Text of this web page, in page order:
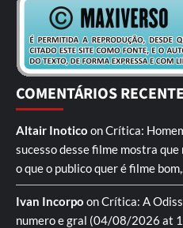
COMENTÁRIOS
Altair Inotico onCrítica:
sucesso desse filme mostra
o que o publico quer é filme
Ivan Incorpo onCrítica: A
numero e gral (04/08/2026 at